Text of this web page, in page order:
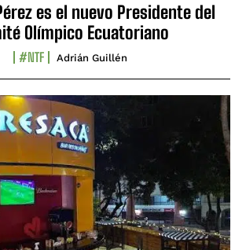
es el nuevo Presidente del
Olímpico Ecuatoriano
#NTF Adrián Guillén